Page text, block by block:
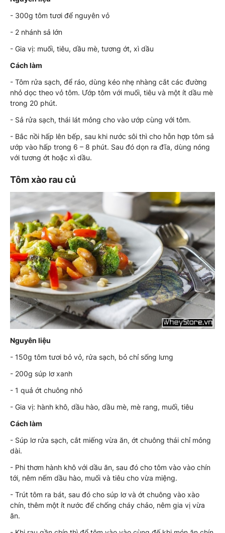
- 300g tôm tươi để nguyên vỏ
- 2 nhánh sả lớn
- Gia vị: muối, tiêu, dầu mè, tương ớt, xì dầu
Cách làm
- Tôm rửa sạch, để ráo, dùng kéo nhẹ nhàng cắt các đường
nhỏ dọc theo vỏ tôm. Ướp tôm với muối, tiêu và một ít dầu mè
trong 20 phút.
- Sả rửa sạch, thái lát mỏng cho vào ướp cùng với tôm.
- Bắc nồi hấp lên bếp, sau khi nước sôi thì cho hỗn hợp tôm sả
ướp vào hấp trong 6 – 8 phút. Sau đó dọn ra đĩa, dùng nóng
với tương ớt hoặc xì dầu.
Tôm xào rau củ
Nguyên liệu
- 150g tôm tươi bỏ vỏ, rửa sạch, bỏ chỉ sống lưng
- 200g súp lơ xanh
- 1 quả ớt chuông nhỏ
- Gia vị: hành khô, dầu hào, dầu mè, mè rang, muối, tiêu
Cách làm
- Súp lơ rửa sạch, cắt miếng vừa ăn, ớt chuông thái chỉ mỏng
dài.
- Phi thơm hành khô với dầu ăn, sau đó cho tôm vào vào chín
tới, nêm nếm dầu hào, muối và tiêu cho vừa miệng.
- Trút tôm ra bát, sau đó cho súp lơ và ớt chuông vào xào
chín, thêm một ít nước để chống cháy chảo, nêm gia vị vừa
ăn.